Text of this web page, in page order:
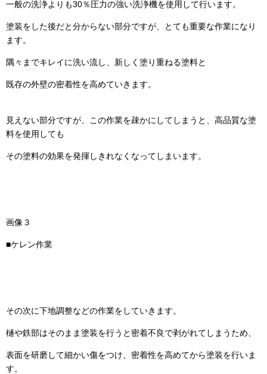
一般の洗浄よりも30％圧力の強い洗浄機を使用して行います。
塗装をした後だと分からない部分ですが、とても重要な作業になり
ます。
隅々までキレイに洗い流し、新しく塗り重ねる塗料と
既存の外壁の密着性を高めていきます。
見えない部分ですが、この作業を疎かにしてしまうと、高品質な塗
料を使用しても
その塗料の効果を発揮しきれなくなってしまいます。
画像３
■ケレン作業
その次に下地調整などの作業をしていきます。
樋や鉄部はそのまま塗装を行うと密着不良で剥がれてしまうため、
表面を研磨して細かい傷をつけ、密着性を高めてから塗装を行いま
す。